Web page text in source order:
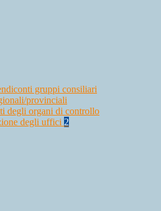
gruppi consiliari
provinciali
degli organi di controllo
degli uffici 2